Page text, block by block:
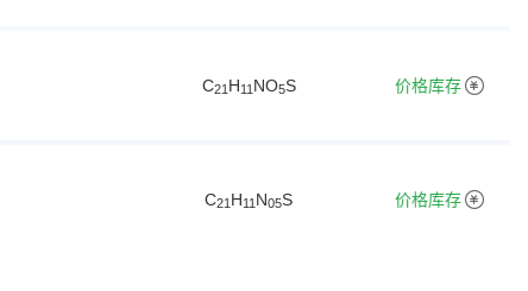
C21 H1 1 NO5S 价格库存
C21 H1 1 N05S 价格库存